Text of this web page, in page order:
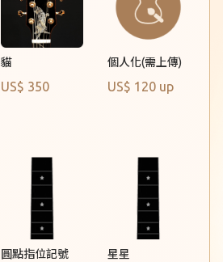
貓
US$ 350
個人化(需上傳)
US$ 120 up
圓點指位記號 星星